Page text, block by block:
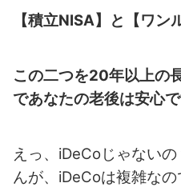
【積立NISA】と 【ワン
この二つを20年以上の
であなたの老後は安心で
えっ、iDeCoじゃない
んが、iDeCoは複雑なの